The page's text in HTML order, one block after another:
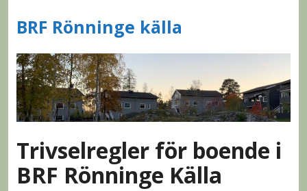
k
p
t
o
c
o
n
e
BRF Rönninge källa
Trivselregler för boende i
BRF Rönninge Källa